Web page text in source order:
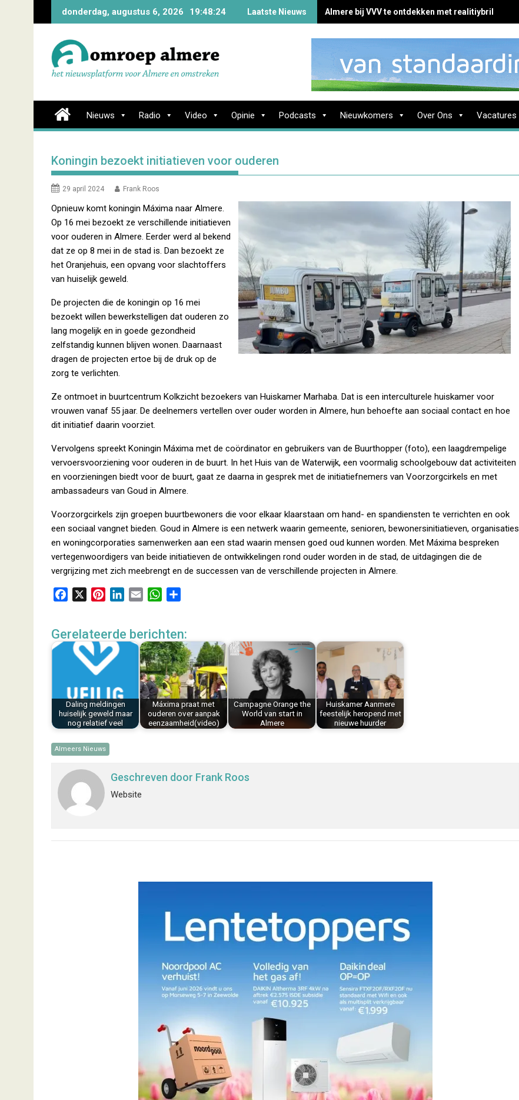
donderdag, augustus 6, 2026 19:48:25 Laatste Nieuws Almere bij VVV te ontdekken met realitiybril
Nieuws Radio Video Opinie Podcasts Nieuwkomers Over Ons Vacatures
Koningin bezoekt initiatieven voor ouderen
29 april 2024 Frank Roos
Opnieuw komt koningin Máxima naar Almere.
Op 16 mei bezoekt ze verschillende initiatieven
voor ouderen in Almere. Eerder werd al bekend
dat ze op 8 mei in de stad is. Dan bezoekt ze
het Oranjehuis, een opvang voor slachtoffers
van huiselijk geweld.
De projecten die de koningin op 16 mei
bezoekt willen bewerkstelligen dat ouderen zo
lang mogelijk en in goede gezondheid
zelfstandig kunnen blijven wonen. Daarnaast
dragen de projecten ertoe bij de druk op de
zorg te verlichten.
Ze ontmoet in buurtcentrum Kolkzicht bezoekers van Huiskamer Marhaba. Dat is een interculturele huiskamer voor
vrouwen vanaf 55 jaar. De deelnemers vertellen over ouder worden in Almere, hun behoefte aan sociaal contact en hoe
dit initiatief daarin voorziet.
Vervolgens spreekt Koningin Máxima met de coördinator en gebruikers van de Buurthopper (foto), een laagdrempelige
vervoersvoorziening voor ouderen in de buurt. In het Huis van de Waterwijk, een voormalig schoolgebouw dat activiteiten
en voorzieningen biedt voor de buurt, gaat ze daarna in gesprek met de initiatiefnemers van Voorzorgcirkels en met
ambassadeurs van Goud in Almere.
Voorzorgcirkels zijn groepen buurtbewoners die voor elkaar klaarstaan om hand- en spandiensten te verrichten en ook
een sociaal vangnet bieden. Goud in Almere is een netwerk waarin gemeente, senioren, bewonersinitiatieven, organisaties
en woningcorporaties samenwerken aan een stad waarin mensen goed oud kunnen worden. Met Máxima bespreken
vertegenwoordigers van beide initiatieven de ontwikkelingen rond ouder worden in de stad, de uitdagingen die de
vergrijzing met zich meebrengt en de successen van de verschillende projecten in Almere.
e
b
k
t
e
r
t
k
i
l
W
t
s
A
p
p
e
n
Gerelateerde berichten:
Daling meldingen
huiselijk geweld maar
nog relatief veel
Máxima praat met
ouderen over aanpak
eenzaamheid(video)
Campagne Orange the
World van start in
Almere
Huiskamer Aanmere
feestelijk heropend met
nieuwe huurder
Almeers Nieuws
Geschreven door Frank Roos
Website